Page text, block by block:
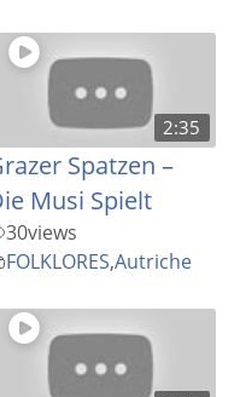
2:35
Spatzen –
Musi Spielt
30views
FOLKLORES,Autriche